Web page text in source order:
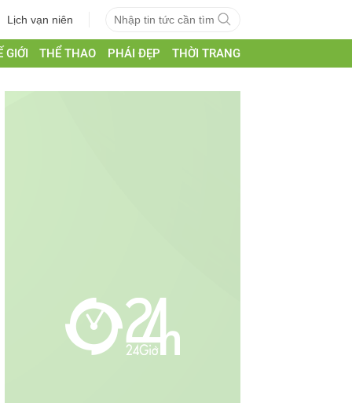
Lịch vạn niên
GIỚI THỂ THAO PHÁI ĐẸP THỜI TRANG